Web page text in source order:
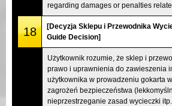
regarding damages or penalties
18
[Decyzja Sklepu i Przewodnika
Guide Decision]
Użytkownik rozumie, że sklep i
prawo i uprawnienia do zawieszenia
użytkownika w prowadzeniu gokarta
zagrożeń bezpieczeństwa
nieprzestrzeganie zasad wycieczki